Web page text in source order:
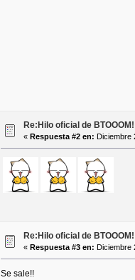
Re:Hilo oficial de BTOOOM!
« Respuesta #2 en: Diciembre
Re:Hilo oficial de BTOOOM!
« Respuesta #3 en: Diciembre
Se sale!!